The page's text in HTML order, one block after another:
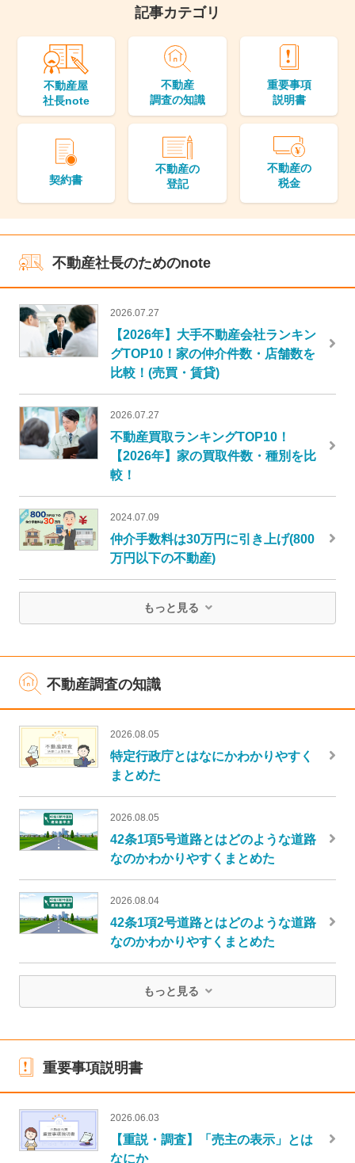
記事カテゴリ
不動産屋
社長note
不動産
調査の知識
重要事項
説明書
契約書
不動産の
登記
不動産の
税金
不動産社長のためのnote
2026.07.27
【2026年】大手不動産会社ランキン
グTOP10！家の仲介件数・店舗数を
比較！(売買・賃貸)
2026.07.27
不動産買取ランキングTOP10！
【2026年】家の買取件数・種別を比
較！
2024.07.09
仲介手数料は30万円に引き上げ(800
万円以下の不動産)
もっと見る
不動産調査の知識
2026.08.05
特定行政庁とはなにかわかりやすく
まとめた
2026.08.05
42条1項5号道路とはどのような道路
なのかわかりやすくまとめた
2026.08.04
42条1項2号道路とはどのような道路
なのかわかりやすくまとめた
もっと見る
重要事項説明書
2026.06.03
【重説・調査】「売主の表示」とは
なにか